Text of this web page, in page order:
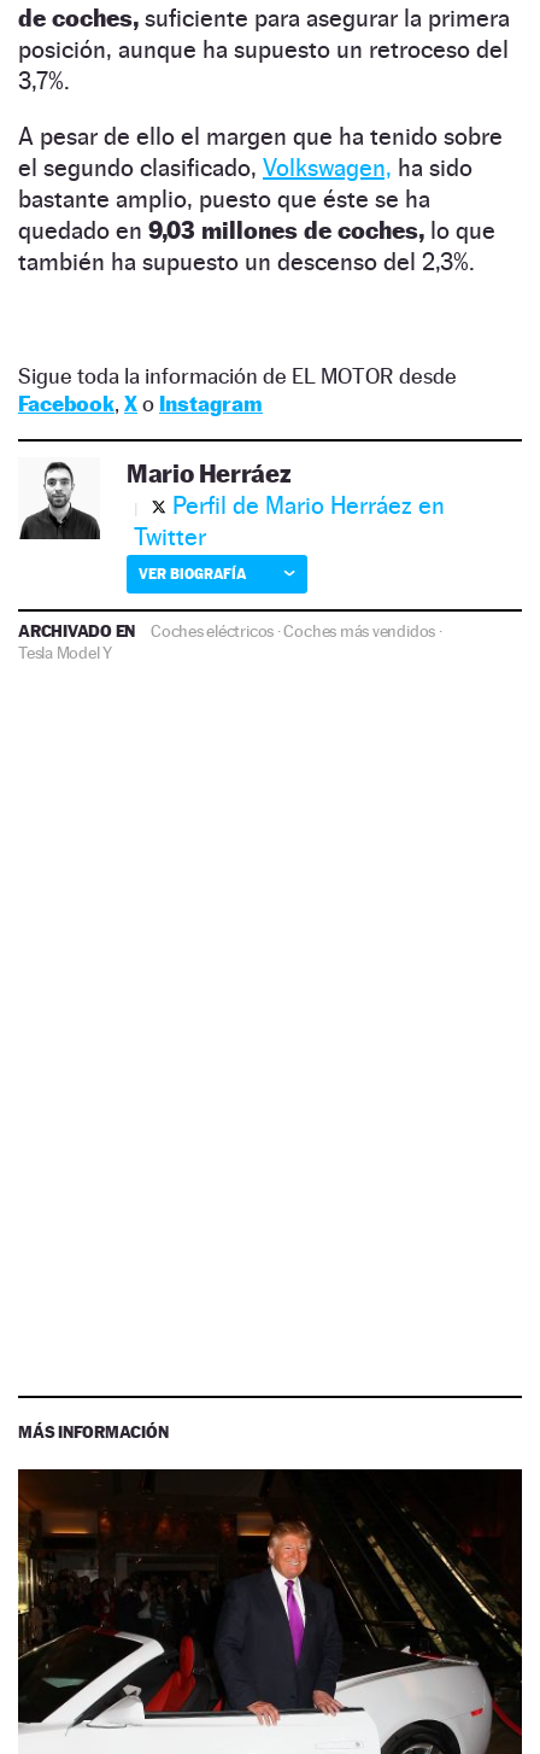
de coches, suficiente para asegurar la primera
posición, aunque ha supuesto un retroceso del
3,7%.
A pesar de ello el margen que ha tenido sobre
el segundo clasificado, Volkswagen, ha sido
bastante amplio, puesto que éste se ha
quedado en 9,03 millones de coches, lo que
también ha supuesto un descenso del 2,3%.
Sigue toda la información de EL MOTOR desde
Facebook, Xo Instagram
Mario Herráez
Perfil de Mario Herráez en
Twitter
VER BIOGRAFÍA
ARCHIVADO EN Coches eléctricos ·Coches más vendidos ·
Tesla Model Y
MÁS INFORMACIÓN